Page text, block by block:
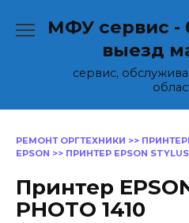
МФУ сервис -
выезд
сервис,
РЕМОНТ ОРГТЕХНИКИ >>
EPSON >> ПРИНТЕР EPSON
Принтер
PHOTO 1410